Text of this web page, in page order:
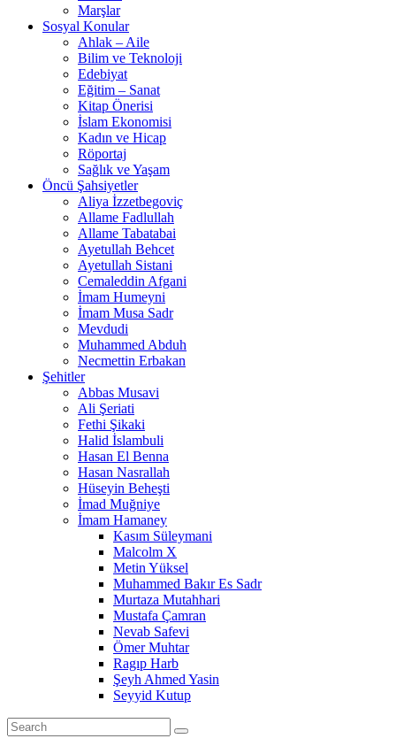
Marşlar
Sosyal Konular
Ahlak – Aile
Bilim ve Teknoloji
Edebiyat
Eğitim – Sanat
Kitap Önerisi
İslam Ekonomisi
Kadın ve Hicap
Röportaj
Sağlık ve Yaşam
Öncü Şahsiyetler
Aliya İzzetbegoviç
Allame Fadlullah
Allame Tabatabai
Ayetullah Behcet
Ayetullah Sistani
Cemaleddin Afgani
İmam Humeyni
İmam Musa Sadr
Mevdudi
Muhammed Abduh
Necmettin Erbakan
Şehitler
Abbas Musavi
Ali Şeriati
Fethi Şikaki
Halid İslambuli
Hasan El Benna
Hasan Nasrallah
Hüseyin Beheşti
İmad Muğniye
İmam Hamaney
Kasım Süleymani
Malcolm X
Metin Yüksel
Muhammed Bakır Es Sadr
Murtaza Mutahhari
Mustafa Çamran
Nevab Safevi
Ömer Muhtar
Ragıp Harb
Şeyh Ahmed Yasin
Seyyid Kutup